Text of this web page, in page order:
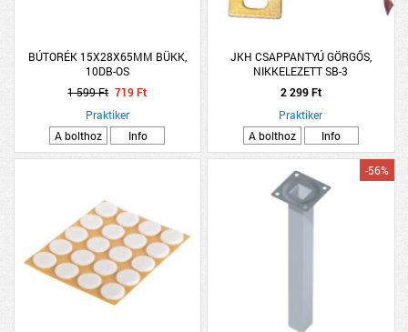
BÚTORÉK 15X28X65MM BÜKK,
10DB-OS
1 599 Ft 719 Ft
Praktiker
A bolthoz
Info
JKH CSAPPANTYÚ GÖRGŐS,
NIKKELEZETT SB-3
2 299 Ft
Praktiker
A bolthoz
Info
-56%